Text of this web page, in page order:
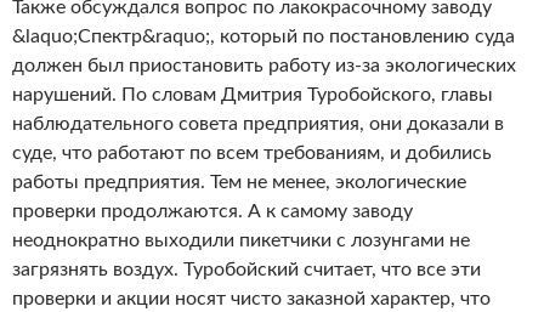
Также обсуждался вопрос по лакокрасочному заводу
&laquo;Спектр&raquo;, который по постановлению суда
должен был приостановить работу из-за экологических
нарушений. По словам Дмитрия Туробойского, главы
наблюдательного совета предприятия, они доказали в
суде, что работают по всем требованиям, и добились
работы предприятия. Тем не менее, экологические
проверки продолжаются. А к самому заводу
неоднократно выходили пикетчики с лозунгами не
загрязнять воздух. Туробойский считает, что все эти
проверки и акции носят чисто заказной характер, что